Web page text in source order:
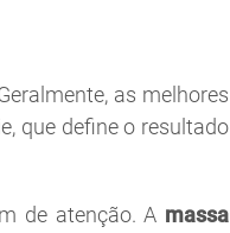
as melhores
que define o resultado
de atenção. A massa